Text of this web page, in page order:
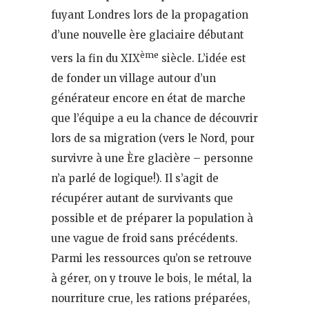
fuyant Londres lors de la propagation
d’une nouvelle ère glaciaire débutant
vers la fin du XIXème siècle. L’idée est
de fonder un village autour d’un
générateur encore en état de marche
que l’équipe a eu la chance de découvrir
lors de sa migration (vers le Nord, pour
survivre à une Ère glacière – personne
n’a parlé de logique!). Il s’agit de
récupérer autant de survivants que
possible et de préparer la population à
une vague de froid sans précédents.
Parmi les ressources qu’on se retrouve
à gérer, on y trouve le bois, le métal, la
nourriture crue, les rations préparées,